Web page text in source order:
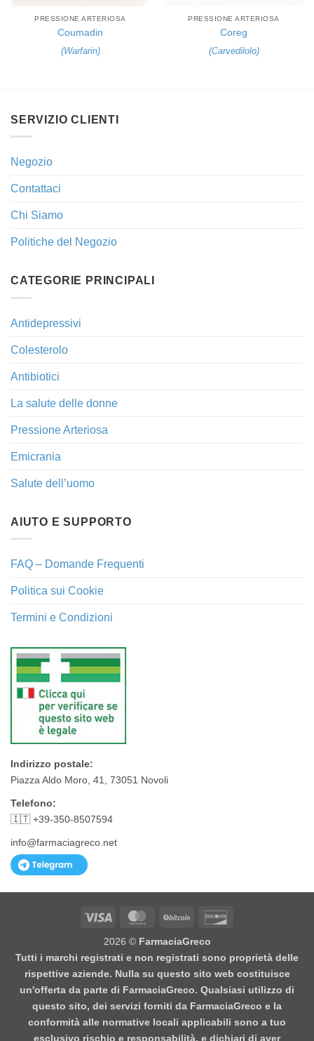
PRESSIONE ARTERIOSA
Coumadin
(Warfarin)
PRESSIONE ARTERIOSA
Coreg
(Carvedilolo)
SERVIZIO CLIENTI
Negozio
Contattaci
Chi Siamo
Politiche del Negozio
CATEGORIE PRINCIPALI
Antidepressivi
Colesterolo
Antibiotici
La salute delle donne
Pressione Arteriosa
Emicrania
Salute dell’uomo
AIUTO E SUPPORTO
FAQ – Domande Frequenti
Politica sui Cookie
Termini e Condizioni
Indirizzo postale:
Piazza Aldo Moro, 41, 73051 Novoli
Telefono:
🇮🇹 +39-350-8507594
info@farmaciagreco.net
Visa MasterCardBitCoin
2026 © FarmaciaGreco
Tutti i marchi registrati e non registrati sono proprietà delle
rispettive aziende. Nulla su questo sito web costituisce
un'offerta da parte di FarmaciaGreco. Qualsiasi utilizzo di
questo sito, dei servizi forniti da FarmaciaGreco e la
conformità alle normative locali applicabili sono a tuo
esclusivo rischio e responsabilità, e dichiari di aver